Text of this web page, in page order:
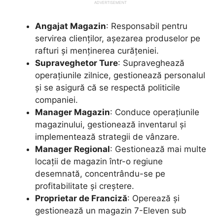
ADVERTISEMENT
Angajat Magazin: Responsabil pentru
servirea clienților, așezarea produselor pe
rafturi și menținerea curățeniei.
Supraveghetor Ture: Supraveghează
operațiunile zilnice, gestionează personalul
și se asigură că se respectă politicile
companiei.
Manager Magazin: Conduce operațiunile
magazinului, gestionează inventarul și
implementează strategii de vânzare.
Manager Regional: Gestionează mai multe
locații de magazin într-o regiune
desemnată, concentrându-se pe
profitabilitate și creștere.
Proprietar de Franciză: Operează și
gestionează un magazin 7-Eleven sub